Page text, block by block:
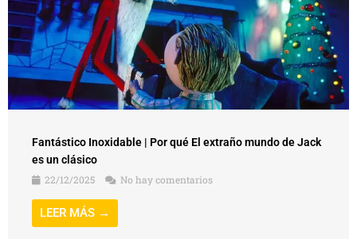
Fantástico Inoxidable | Por qué El extraño mundo de Jack
es un clásico
22/12/2025
No hay comentarios
LEER MÁS →